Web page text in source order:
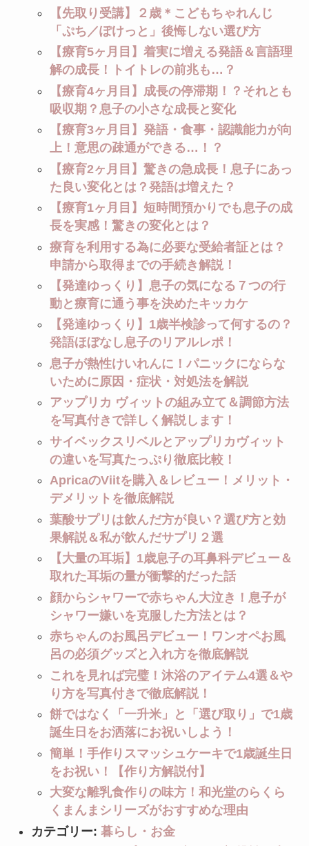
【先取り受講】２歳＊こどもちゃれんじ
「ぷち／ぽけっと」後悔しない選び方
【療育5ヶ月目】着実に増える発語＆言語理
解の成長！トイトレの前兆も…？
【療育4ヶ月目】成長の停滞期！？それとも
吸収期？息子の小さな成長と変化
【療育3ヶ月目】発語・食事・認識能力が向
上！意思の疎通ができる…！？
【療育2ヶ月目】驚きの急成長！息子にあっ
た良い変化とは？発語は増えた？
【療育1ヶ月目】短時間預かりでも息子の成
長を実感！驚きの変化とは？
療育を利用する為に必要な受給者証とは？
申請から取得までの手続き解説！
【発達ゆっくり】息子の気になる７つの行
動と療育に通う事を決めたキッカケ
【発達ゆっくり】1歳半検診って何するの？
発語ほぼなし息子のリアルレポ！
息子が熱性けいれんに！パニックにならな
いために原因・症状・対処法を解説
アップリカ ヴィットの組み立て＆調節方法
を写真付きで詳しく解説します！
サイベックスリベルとアップリカヴィット
の違いを写真たっぷり徹底比較！
ApricaのViitを購入＆レビュー！メリット・
デメリットを徹底解説
葉酸サプリは飲んだ方が良い？選び方と効
果解説＆私が飲んだサプリ２選
【大量の耳垢】1歳息子の耳鼻科デビュー＆
取れた耳垢の量が衝撃的だった話
顔からシャワーで赤ちゃん大泣き！息子が
シャワー嫌いを克服した方法とは？
赤ちゃんのお風呂デビュー！ワンオペお風
呂の必須グッズと入れ方を徹底解説
これを見れば完璧！沐浴のアイテム4選＆や
り方を写真付きで徹底解説！
餅ではなく「一升米」と「選び取り」で1歳
誕生日をお洒落にお祝いしよう！
簡単！手作りスマッシュケーキで1歳誕生日
をお祝い！【作り方解説付】
大変な離乳食作りの味方！和光堂のらくら
くまんまシリーズがおすすめな理由
カテゴリー: 暮らし・お金